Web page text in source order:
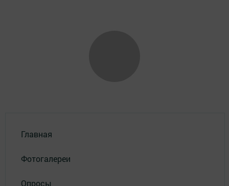
Главная
Фотогалереи
Опросы